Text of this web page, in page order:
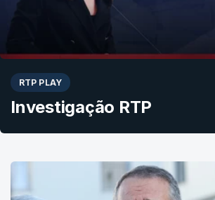
RTP PLAY
Investigação RTP